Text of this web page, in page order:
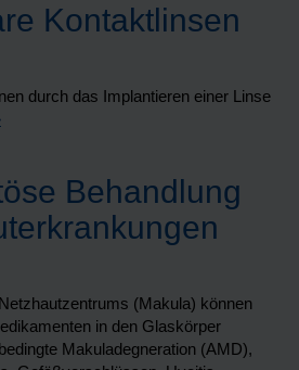
Kontaktlinsen
durch das Implantieren einer Linse
Behandlung
(Makula) können
in den Glaskörper
Makuladegneration (AMD),